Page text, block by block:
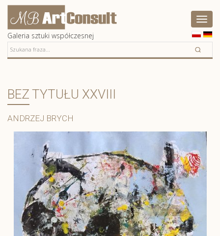
Artconsult
Galeria sztuki współczesnej
Pokaż
menu
BEZ TYTUŁU XXVIII
ANDRZEJ BRYCH